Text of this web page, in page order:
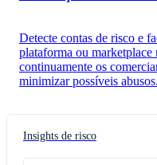
Informações do titular do cartão
Ana Carvalho
Número do cartão
4242 4242 4242 4242
03/28
Detecte contas de risco e
plataforma ou
continuamente os
minimizar possíveis abusos.
Insights de risco